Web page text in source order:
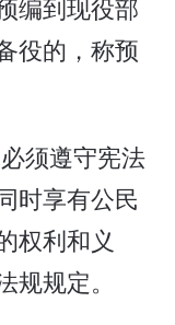
编到现役部
役的，称预
须遵守宪法
时享有公民
权利和义
规定。